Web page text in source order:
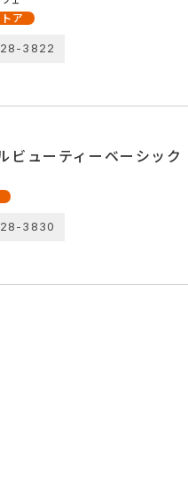
ア
3822
ビューティーベーシック
3830